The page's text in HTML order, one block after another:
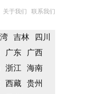
关于我们 联系我们
吉林
四川
广东
广西
浙江
海南
西藏
贵州